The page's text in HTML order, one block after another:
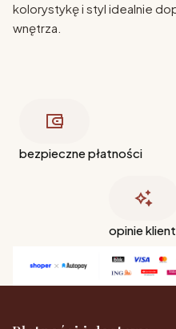
kolorystykę i styl idealnie
wnętrza.
bezpieczne płatności
opinie